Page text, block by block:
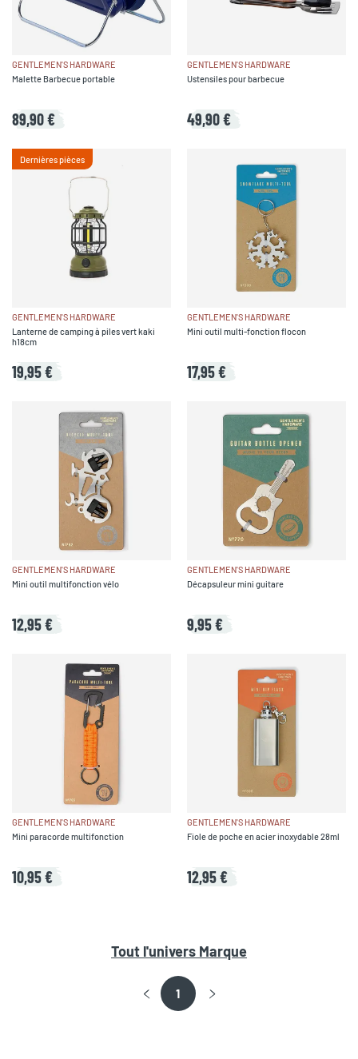
GENTLEMEN'S HARDWARE
Malette Barbecue portable
89,90 €
GENTLEMEN'S HARDWARE
Ustensiles pour barbecue
49,90 €
Dernières pièces
GENTLEMEN'S HARDWARE
Lanterne de camping à piles vert kaki
h18cm
19,95 €
GENTLEMEN'S HARDWARE
Mini outil multi-fonction flocon
17,95 €
GENTLEMEN'S HARDWARE
Mini outil multifonction vélo
12,95 €
GENTLEMEN'S HARDWARE
Décapsuleur mini guitare
9,95 €
GENTLEMEN'S HARDWARE
Mini paracorde multifonction
10,95 €
GENTLEMEN'S HARDWARE
Fiole de poche en acier inoxydable 28ml
12,95 €
Tout l'univers Marque
1